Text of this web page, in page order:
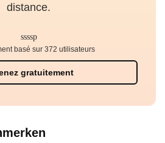
distance.
gratuitement
basé sur 372 utilisateurs